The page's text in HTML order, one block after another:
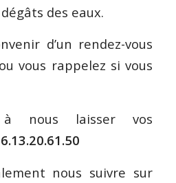
des eaux.
d’un rendez-vous
vous rappelez si vous
à nous laisser vos
nous suivre sur